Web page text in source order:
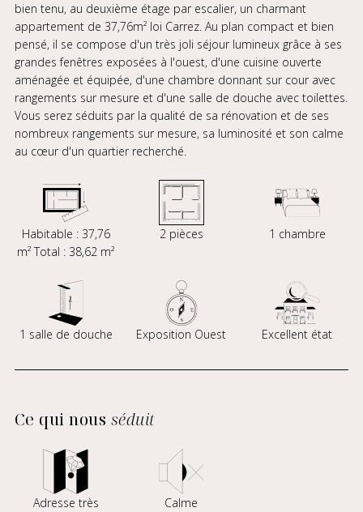
bien tenu, au deuxième étage par escalier, un charmant
appartement de 37,76m² loi Carrez. Au plan compact et bien
pensé, il se compose d'un très joli séjour lumineux grâce à ses
grandes fenêtres exposées à l'ouest, d'une cuisine ouverte
aménagée et équipée, d'une chambre donnant sur cour avec
rangements sur mesure et d'une salle de douche avec toilettes.
Vous serez séduits par la qualité de sa rénovation et de ses
nombreux rangements sur mesure, sa luminosité et son calme
au cœur d'un quartier recherché.
Habitable : 37,76
m² Total : 38,62 m²
2 pièces 1 chambre
1 salle de douche Exposition Ouest Excellent état
Ce qui nous séduit
Adresse très
Calme